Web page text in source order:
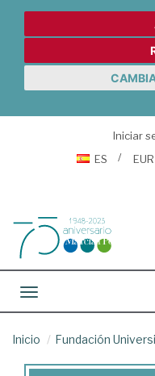
Iniciar
ES
EUR
Toggle navigation
Inicio Fundación